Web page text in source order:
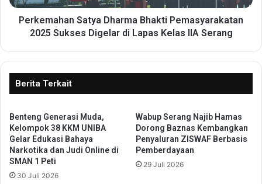
s
k
a
K
u
r
a
n
a
D
a
r
m
a
B
h
Perkemahan Satya Dharma Bhakti Pemasyarakatan
2025 Sukses Digelar di Lapas Kelas IIA Serang
Berita Terkait
Benteng Generasi Muda,
Kelompok 38 KKM UNIBA
Gelar Edukasi Bahaya
Narkotika dan Judi Online di
SMAN 1 Peti
30 Juli 2026
Wabup Serang Najib Hamas
Dorong Baznas Kembangkan
Penyaluran ZISWAF Berbasis
Pemberdayaan
29 Juli 2026